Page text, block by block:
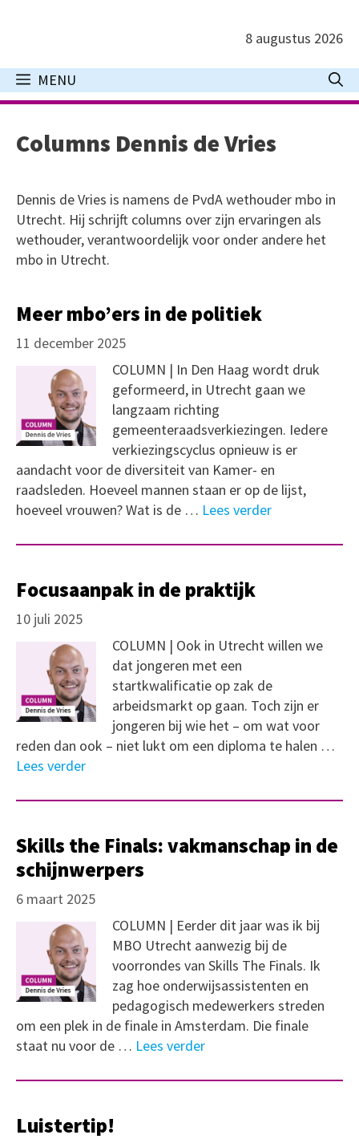
inhoud
8 augustus 2026
MENU
Columns Dennis de Vries
Dennis de Vries is namens de PvdA wethouder mbo in
Utrecht. Hij schrijft columns over zijn ervaringen als
wethouder, verantwoordelijk voor onder andere het
mbo in Utrecht.
Meer mbo’ers in de politiek
11 december 2025
COLUMN | In Den Haag wordt druk
geformeerd, in Utrecht gaan we
langzaam richting
gemeenteraadsverkiezingen. Iedere
verkiezingscyclus opnieuw is er
aandacht voor de diversiteit van Kamer- en
raadsleden. Hoeveel mannen staan er op de lijst,
hoeveel vrouwen? Wat is de … Lees verder
Focusaanpak in de praktijk
10 juli 2025
COLUMN | Ook in Utrecht willen we
dat jongeren met een
startkwalificatie op zak de
arbeidsmarkt op gaan. Toch zijn er
jongeren bij wie het – om wat voor
reden dan ook – niet lukt om een diploma te halen …
Lees verder
Skills the Finals: vakmanschap in de
schijnwerpers
6 maart 2025
COLUMN | Eerder dit jaar was ik bij
MBO Utrecht aanwezig bij de
voorrondes van Skills The Finals. Ik
zag hoe onderwijsassistenten en
pedagogisch medewerkers streden
om een plek in de finale in Amsterdam. Die finale
staat nu voor de … Lees verder
Luistertip!